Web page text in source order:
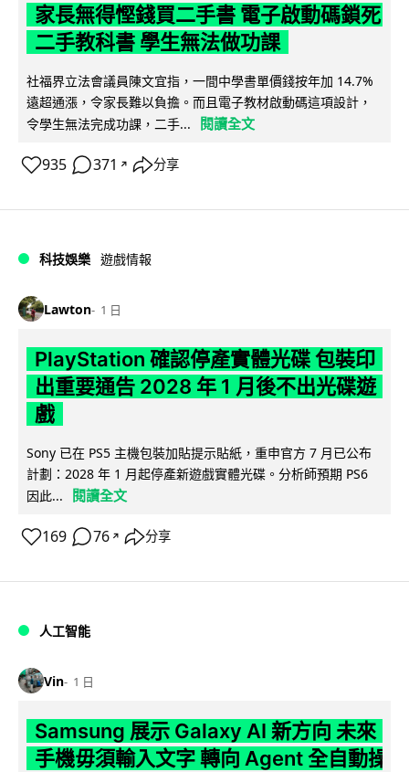
家長無得慳錢買二手書 電子啟動碼鎖死
二手教科書 學生無法做功課
社福界立法會議員陳文宜指，一間中學書單價錢按年加 14.7%
遠超通漲，令家長難以負擔。而且電子教材啟動碼這項設計，
令學生無法完成功課，二手...
閱讀全文
935 371 ↗ 分享
科技娛樂 遊戲情報
Lawton 1 日
PlayStation 確認停產實體光碟 包裝印
出重要通告 2028 年 1 月後不出光碟遊
戲
Sony 已在 PS5 主機包裝加貼提示貼紙，重申官方 7 月已公布
計劃：2028 年 1 月起停產新遊戲實體光碟。分析師預期 PS6
因此...
閱讀全文
169 76 ↗ 分享
人工智能
Vin 1 日
Samsung 展示 Galaxy AI 新方向 未來
手機毋須輸入文字 轉向 Agent 全自動操